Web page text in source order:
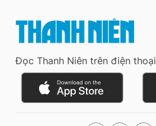
Đọc Thanh Niên trên điện thoại